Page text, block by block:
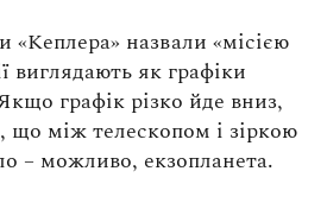
«Кеплера» назвали «місією
виглядають як графіки
графік різко йде вниз,
що між телескопом і зіркою
– можливо, екзопланета.